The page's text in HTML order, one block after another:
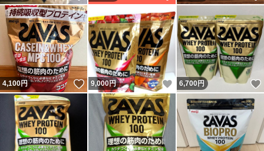
4,100円 いいね！
9,000円 いいね！
6,700円